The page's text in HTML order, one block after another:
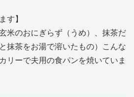
す】
米のおにぎらず（うめ）、抹茶だ
抹茶をお湯で溶いたもの）こんな
リーで夫用の食パンを焼いていま